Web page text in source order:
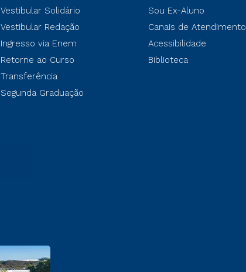
Vestibular Solidário
Vestibular Redação
Ingresso via Enem
Retorne ao Curso
Transferência
Segunda Graduação
Sou Ex-Aluno
Canais de Atendimento
Acessibilidade
Biblioteca